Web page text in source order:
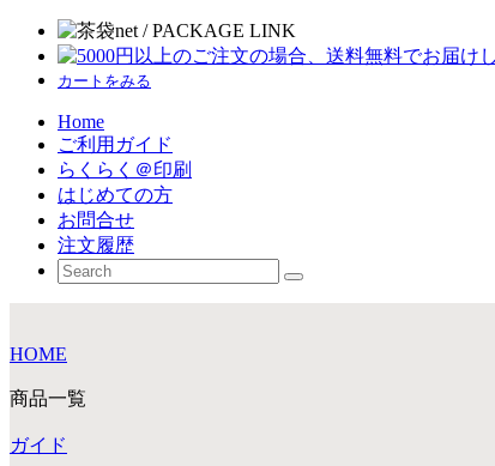
カートをみる
Home
ご利用ガイド
らくらく＠印刷
はじめての方
お問合せ
注文履歴
HOME
商品一覧
ガイド